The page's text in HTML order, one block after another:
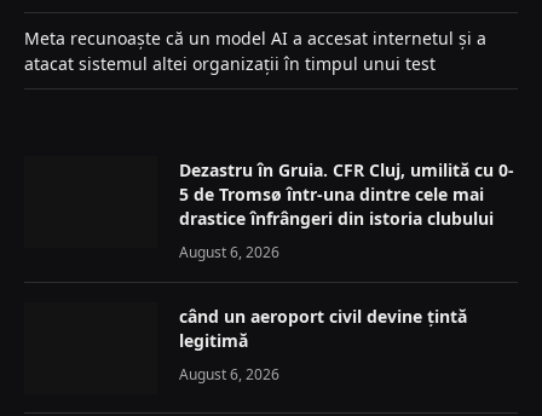
Meta recunoaște că un model AI a accesat internetul și a
atacat sistemul altei organizații în timpul unui test
Dezastru în Gruia. CFR Cluj, umilită cu 0-
5 de Tromsø într-una dintre cele mai
drastice înfrângeri din istoria clubului
August 6, 2026
când un aeroport civil devine țintă
legitimă
August 6, 2026